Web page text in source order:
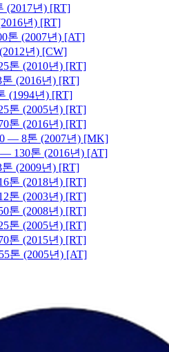
(2017년) [RT]
년) [RT]
톤 (2007년) [AT]
(2012년) [CW]
톤 (2010년) [RT]
(2016년) [RT]
(1994년) [RT]
톤 (2005년) [RT]
톤 (2016년) [RT]
— 8톤 (2007년) [MK]
— 130톤 (2016년) [AT]
(2009년) [RT]
톤 (2018년) [RT]
톤 (2003년) [RT]
톤 (2008년) [RT]
톤 (2005년) [RT]
톤 (2015년) [RT]
톤 (2005년) [AT]